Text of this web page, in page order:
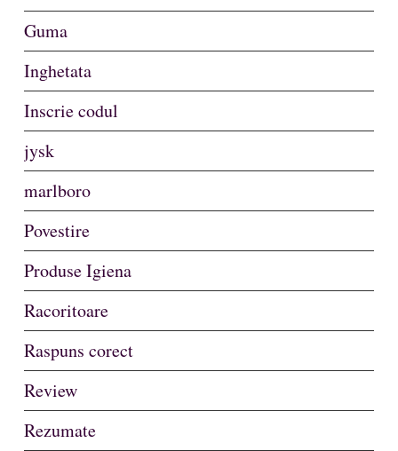
Guma
Inghetata
Inscrie codul
jysk
marlboro
Povestire
Produse Igiena
Racoritoare
Raspuns corect
Review
Rezumate